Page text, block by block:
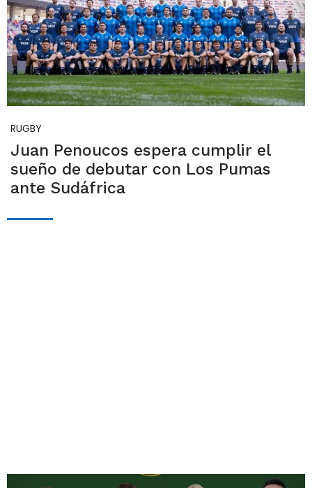
RUGBY
Juan Penoucos espera cumplir el
sueño de debutar con Los Pumas
ante Sudáfrica